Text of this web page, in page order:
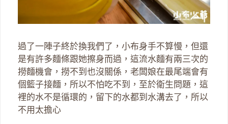
過了一陣子終於換我們了，小布身手不算慢，但還
是有許多麵條跟她擦身而過，這流水麵有兩三次的
撈麵機會，撈不到也沒關係，老闆娘在最尾端會有
個籃子接麵，所以不怕吃不到，至於衛生問題，這
裡的水不是循環的，留下的水都到水溝去了，所以
不用太擔心